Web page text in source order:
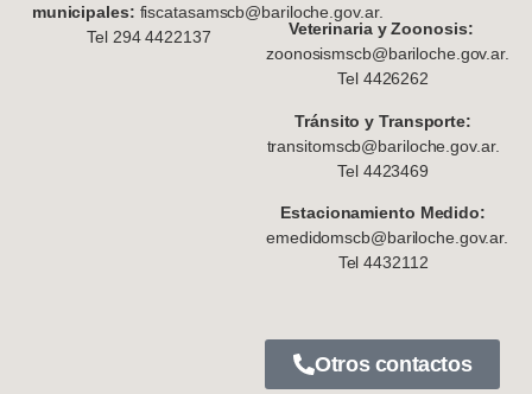
municipales: fiscatasamscb@bariloche.gov.ar.
Tel 294 4422137
Veterinaria y Zoonosis:
zoonosismscb@bariloche.gov.ar.
Tel 4426262
Tránsito y Transporte:
transitomscb@bariloche.gov.ar.
Tel 4423469
Estacionamiento Medido:
emedidomscb@bariloche.gov.ar.
Tel 4432112
Otros contactos